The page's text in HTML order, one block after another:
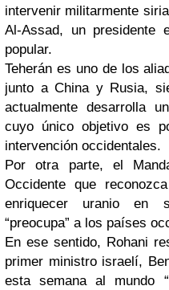
intervenir militarmente
Al-Assad, un presidente
popular.
Teherán es uno de los
junto a China y Rusia,
actualmente desarrolla
cuyo único objetivo es
intervención occidentales.
Por otra parte, el
Occidente que
enriquecer uranio en
“preocupa” a los países
En ese sentido, Rohani
primer ministro israelí,
esta semana al mundo